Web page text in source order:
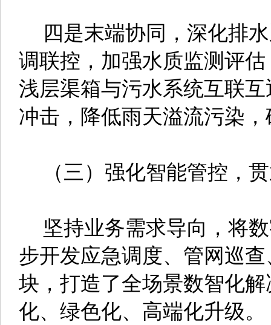
四是末端协同，深化排
调联控，加强水质监测评
浅层渠箱与污水系统互联
冲击，降低雨天溢流污染
（三）强化智能管控，
坚持业务需求导向，将
步开发应急调度、管网巡
块，打造了全场景数智化
化、绿色化、高端化升级。